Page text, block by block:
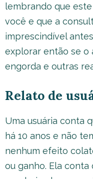
lembrando que
você e que a
imprescindível
explorar então se o
engorda e outras
Relato de
Uma usuária conta
há 10 anos e não
nenhum efeito
ou ganho. Ela